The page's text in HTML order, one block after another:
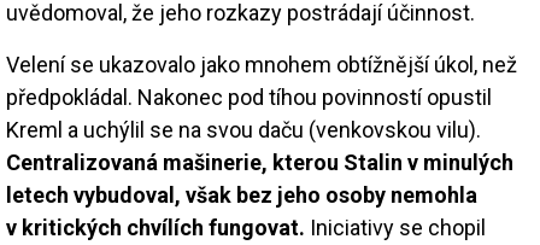
uvědomoval, že jeho rozkazy postrádají účinnost.
Velení se ukazovalo jako mnohem obtížnější úkol, než
předpokládal. Nakonec pod tíhou povinností opustil
Kreml a uchýlil se na svou daču (venkovskou vilu).
Centralizovaná mašinerie, kterou Stalin v minulých
letech vybudoval, však bez jeho osoby nemohla
v kritických chvílích fungovat. Iniciativy se chopil